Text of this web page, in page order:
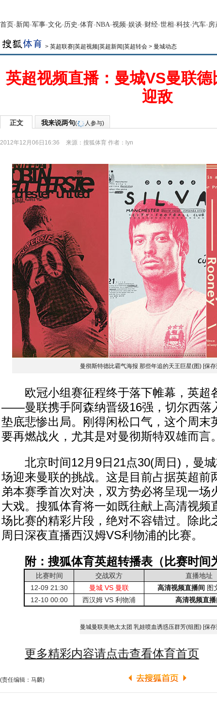
首页-新闻-军事-文化-历史-体育-NBA-视频-娱谈-财经-世相-科技-汽车-房
> 英超联赛|英超视频|英超新闻|英超转会 > 曼城动态
英超视频直播：曼城VS曼联
迎敌
正文 我来说两句( 人参与)
2012年12月06日16:36 来源： 搜狐体育 作者：lyn
曼彻斯特德比霸气海报 那些年追的天王巨星(图) [保
欧冠小组赛征程终于落下帷幕，英超
——曼联携手阿森纳晋级16强，切尔西落
垫底悲惨出局。刚得闲松口气，这个周末
要再燃战火，尤其是对曼彻斯特双雄而言
北京时间12月9日21点30(周日)，曼城
场迎来曼联的挑战。这是目前占据英超前
弟本赛季首次对决，双方势必将呈现一场
大戏。搜狐体育将一如既往献上高清视频
场比赛的精彩片段，绝对不容错过。除此
周日深夜直播西汉姆VS利物浦的比赛。
附：搜狐体育英超转播表（比赛时间
比赛时间 交战双方
直播地址
12-09 21:30
曼城 VS 曼联 高清视频直播间 图
12-10 00:00
西汉姆 VS 利物浦 高清视频直
曼城曼联美艳太太团 乳娃喷血诱惑压群芳(组图) [保
更多精彩内容请点击查看体育首页
(责任编辑：马麟)